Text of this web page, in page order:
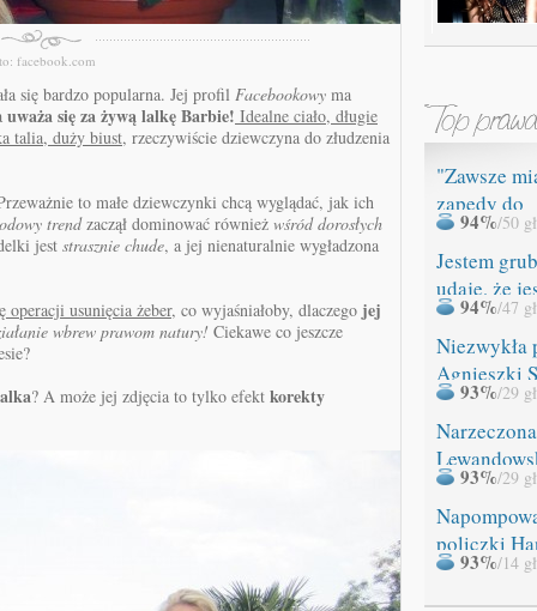
facebook.com
się bardzo popularna. Jej profil Facebookowy ma
uważa się za żywą lalkę Barbie! Idealne ciało, długie
talia, duży biust, rzeczywiście dziewczyna do złudzenia
to małe dziewczynki chcą wyglądać, jak ich
trendzaczął dominować również wśród dorosłych
jest strasznie chude, a jej nienaturalnie wygładzona
operacji usunięcia żeber, co wyjaśniałoby, dlaczego jej
wbrew prawom natury! Ciekawe co jeszcze
? A może jej zdjęcia to tylko efekt korekty
"Zawsze
zapędy do
94%/50
Jestem
udaję, że
94%/47
Niezwykła
Agnieszki
93%/29
Narzeczona
miała
93%/29
policzki
93%/14